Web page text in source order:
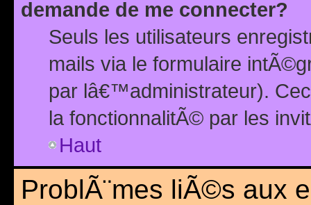
demande de me connecter?
Seuls les utilisateurs
mails via le formulaire
par lâ€™administrateur).
la fonctionnalitÃ© par les
Haut
ProblÃ¨mes liÃ©s aux